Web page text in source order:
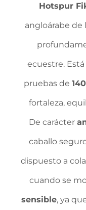
Hotspur
angloárabe de
ecuestre.
pruebas de
fortaleza,
De carácter
caballo
dispuesto a
cuando se
sensible, ya